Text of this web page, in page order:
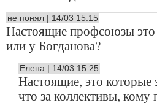
не понял | 14/03 15:15
Настоящие профсоюзы это
или у Богданова?
Елена | 14/03 15:25
Настоящие, это которые
что за коллективы, кому